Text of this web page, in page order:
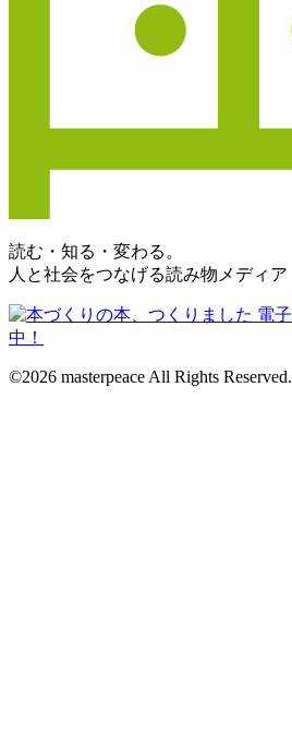
読む・知る・変わる。
人と社会をつなげる読み物メディア
©2026 masterpeace All Rights Reserved.